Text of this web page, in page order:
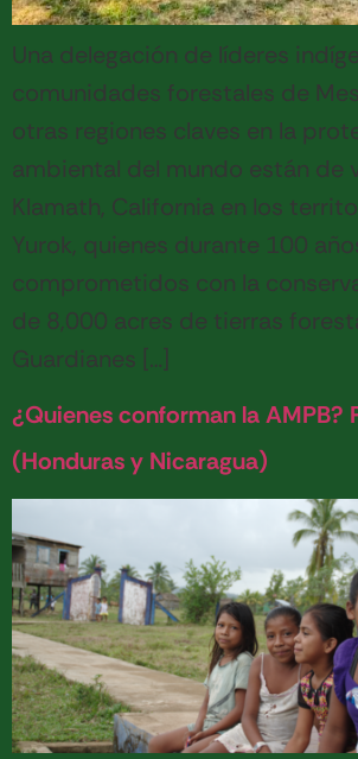
Una delegación de líderes
comunidades forestales de
otras regiones claves en la
ambiental del mundo están de
Klamath, California en los
Yurok, quienes durante 100
comprometidos con la
de 8,000 acres de tierras
Guardianes […]
¿Quienes conforman la AMPB?
(Honduras y Nicaragua)